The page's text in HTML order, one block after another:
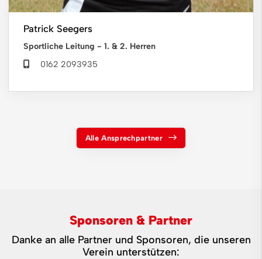
Patrick Seegers
Sportliche Leitung - 1. & 2. Herren
0162 2093935
Alle Ansprechpartner
Sponsoren & Partner
Danke an alle Partner und Sponsoren, die unseren
Verein unterstützen: